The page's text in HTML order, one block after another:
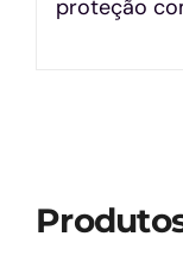
proteção